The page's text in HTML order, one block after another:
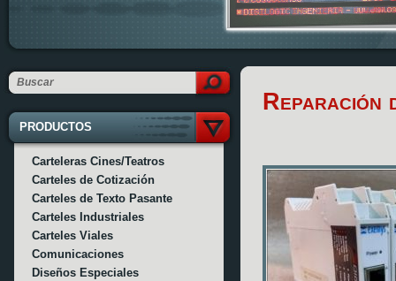
PRODUCTOS
Carteleras Cines/Teatros
Carteles de Cotización
Carteles de Texto Pasante
Carteles Industriales
Carteles Viales
Comunicaciones
Diseños Especiales
Reparación